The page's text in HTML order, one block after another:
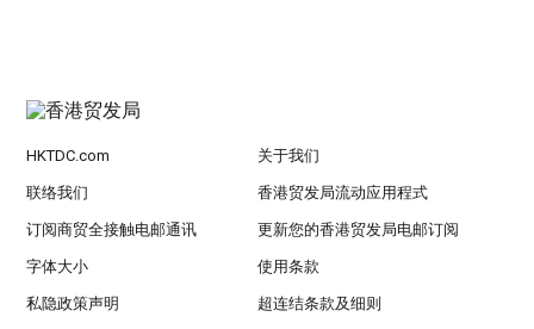
HKTDC.com 关于我们
联络我们 香港贸发局流动应用程式
订阅商贸全接触电邮通讯 更新您的香港贸发局电邮订阅
字体大小 使用条款
私隐政策声明 超连结条款及细则